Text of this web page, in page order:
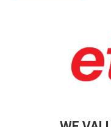
お問い合わ
プライバシ